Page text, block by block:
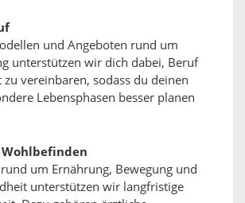
und Angeboten rund um
unterstützen wir dich dabei, Beruf
zu vereinbaren, sodass du deinen
Lebensphasen besser planen
um Ernährung, Bewegung und
unterstützen wir langfristige